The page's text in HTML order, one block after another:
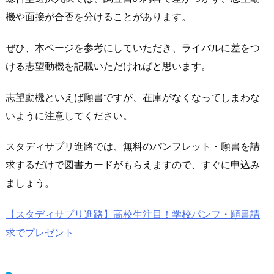
機や面接が合否を分けることがあります。
ぜひ、本ページを参考にしていただき、ライバルに差をつ
ける志望動機を記載いただければと思います。
志望動機といえば願書ですが、 在庫がなくなってしまわな
いように注意してください。
スタディサプリ進路では、無料のパンフレット・願書を請
求するだけで図書カードがもらえますので、すぐに申込み
ましょう。
【スタディサプリ進路】高校生注目！学校パンフ・願書請
求でプレゼント